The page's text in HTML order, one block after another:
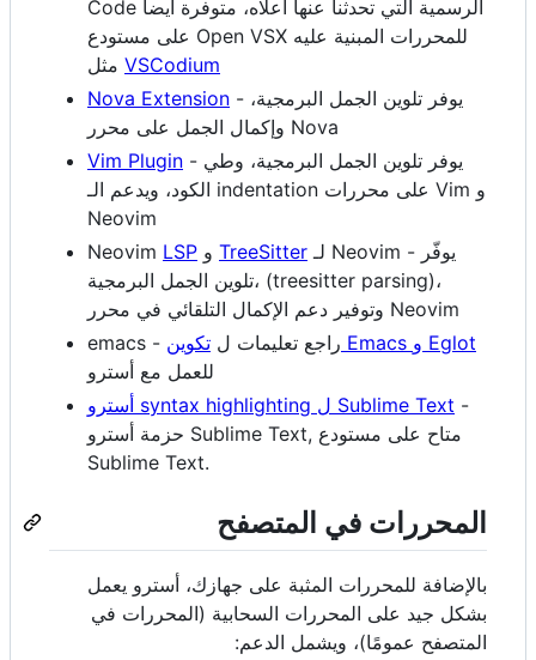
Code الرسمية التي تحدثنا عنها أعلاه، متوفرة أيضا
على مستودع Open VSX للمحررات المبنية عليه
VSCodium
Nova Extension - يوفر تلوين الجمل البرمجية،
وإكمال الجمل على محرر Nova
Vim Plugin - يوفر تلوين الجمل البرمجية، وطي
الكود، ويدعم الـ indentation على محررات Vim و
Neovim
Neovim LSP TreeSitter لـ Neovim - يوفّر
تلوين الجمل البرمجية، (treesitter parsing)،
وتوفير دعم الإكمال التلقائي في محرر Neovim
emacs - راجع تعليمات ل
تكوين Emacs و Eglot
للعمل مع أسترو
أسترو syntax highlighting ل Sublime Text -
حزمة أسترو Sublime Text, متاح على مستودع
Sublime Text.
المحررات في المتصفح
بالإضافة للمحررات المثبة على جهازك، أسترو يعمل
بشكل جيد على المحررات السحابية (المحررات في
المتصفح عمومًا)، ويشمل الدعم: